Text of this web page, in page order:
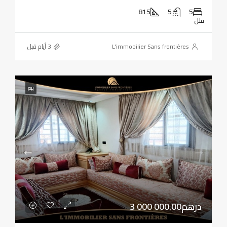
5
5
815
فلل
L'immobilier Sans frontières
بيع
3 000 000.00درهم